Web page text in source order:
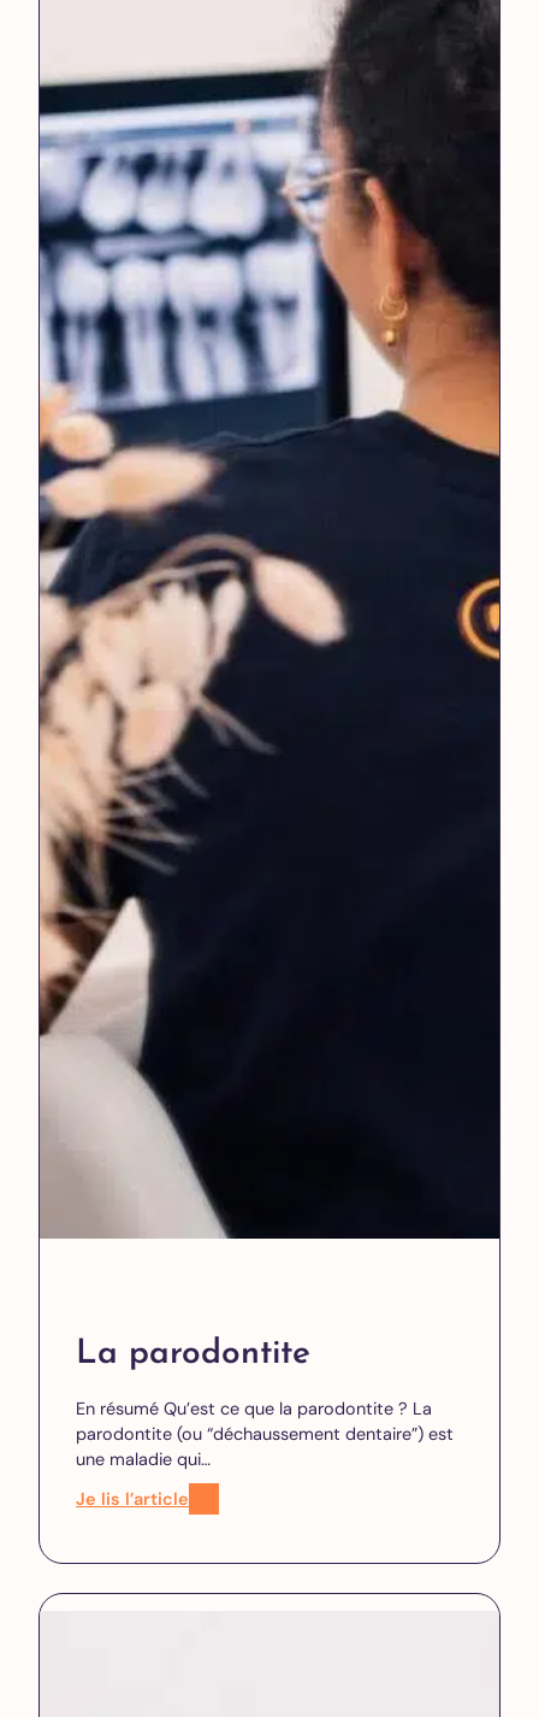
La parodontite
En résumé Qu’est ce que la parodontite ? La
parodontite (ou “déchaussement dentaire”) est
une maladie qui…
Je lis l’article